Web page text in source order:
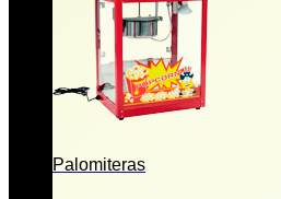
Palomiteras